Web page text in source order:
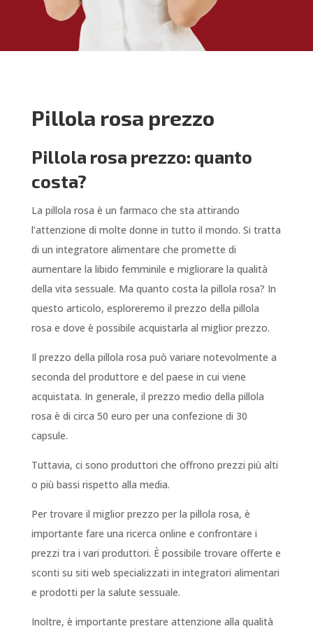
Pillola rosa prezzo
Pillola rosa prezzo: quanto
costa?
La pillola rosa è un farmaco che sta attirando
l’attenzione di molte donne in tutto il mondo. Si tratta
di un integratore alimentare che promette di
aumentare la libido femminile e migliorare la qualità
della vita sessuale. Ma quanto costa la pillola rosa? In
questo articolo, esploreremo il prezzo della pillola
rosa e dove è possibile acquistarla al miglior prezzo.
Il prezzo della pillola rosa può variare notevolmente a
seconda del produttore e del paese in cui viene
acquistata. In generale, il prezzo medio della pillola
rosa è di circa 50 euro per una confezione di 30
capsule.
Tuttavia, ci sono produttori che offrono prezzi più alti
o più bassi rispetto alla media.
Per trovare il miglior prezzo per la pillola rosa, è
importante fare una ricerca online e confrontare i
prezzi tra i vari produttori. È possibile trovare offerte e
sconti su siti web specializzati in integratori alimentari
e prodotti per la salute sessuale.
Inoltre, è importante prestare attenzione alla qualità